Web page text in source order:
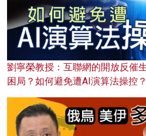
劉寧榮教授：互聯網的開放反催
困局？如何避免遭AI演算法操控？